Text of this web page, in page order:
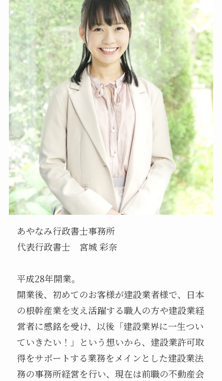
あやなみ行政書士事務所
代表行政書士 宮城 彩奈
平成28年開業。
開業後、初めてのお客様が建設業者様で、日本
の根幹産業を支え活躍する職人の方や建設業経
営者に感銘を受け、以後「建設業界に一生つい
ていきたい！」という想いから、建設業許可取
得をサポートする業務をメインとした建設業法
務の事務所経営を行い、現在は前職の不動産会